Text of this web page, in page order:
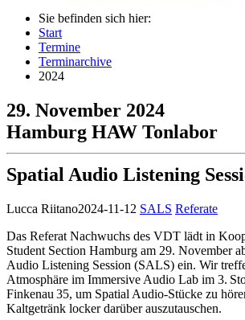
Sie befinden sich hier:
Start
Termine
Terminarchive
2024
29. November 2024
Hamburg HAW Tonlabor
Spatial Audio Listening
Lucca Riitano2024-11-12 SALS Referate
Das Referat Nachwuchs des VDT lädt in
Student Section Hamburg am 29. November
Audio Listening Session (SALS) ein. Wir
Atmosphäre im Immersive Audio Lab im 3.
Finkenau 35, um Spatial Audio-Stücke zu
Kaltgetränk locker darüber auszutauschen.